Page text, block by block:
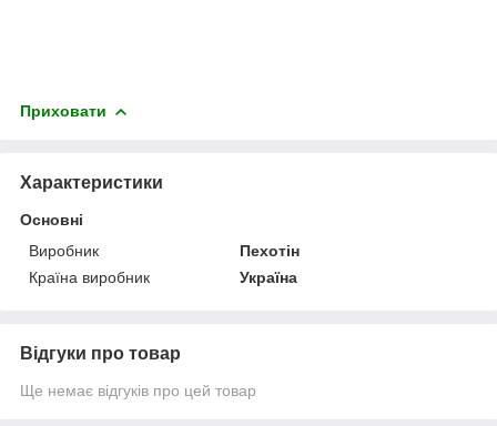
Приховати
Характеристики
Основні
Виробник
Пехотін
Країна виробник
Україна
Відгуки про товар
Ще немає відгуків про цей товар